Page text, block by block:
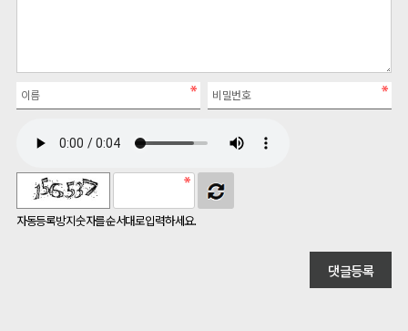
자동등록방지 숫자를 순서대로 입력하세요.